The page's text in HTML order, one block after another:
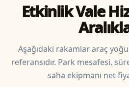
Etkinlik Vale
Aşağıdaki rakamlar araç
referansıdır. Park mesafesi,
saha ekipmanı net